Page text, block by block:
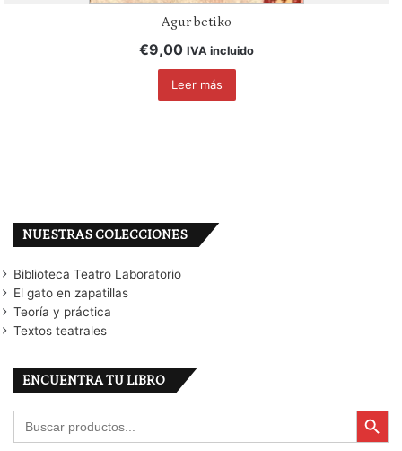
Agur betiko
€9,00 IVA incluido
Leer más
NUESTRAS COLECCIONES
Biblioteca Teatro Laboratorio
El gato en zapatillas
Teoría y práctica
Textos teatrales
ENCUENTRA TU LIBRO
Buscar: Botón de